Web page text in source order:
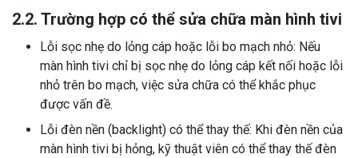
2.2. Trường hợp có thể sửa chữa màn hình tivi
Lỗi sọc nhẹ do lỏng cáp hoặc lỗi bo mạch nhỏ: Nếu
màn hình tivi chỉ bị sọc nhẹ do lỏng cáp kết nối hoặc lỗi
nhỏ trên bo mạch, việc sửa chữa có thể khắc phục
được vấn đề.
Lỗi đèn nền (backlight) có thể thay thế: Khi đèn nền của
màn hình tivi bị hỏng, kỹ thuật viên có thể thay thế đèn